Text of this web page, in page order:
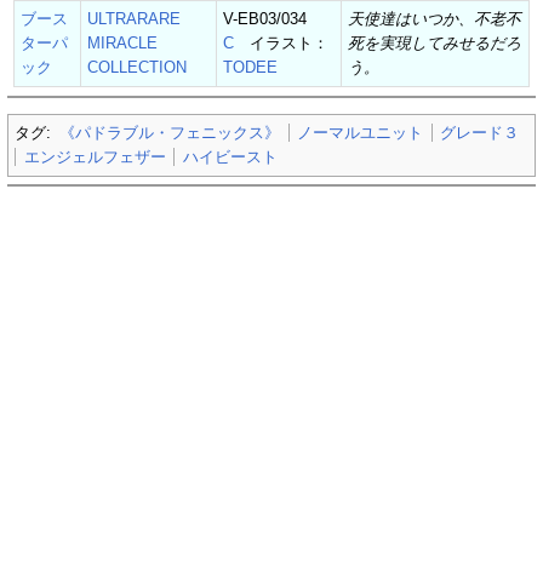
ブース
ターパ
ック
ULTRARARE
MIRACLE
COLLECTION
V-EB03/034
C イラスト：
TODEE
天使達はいつか、不老不
死を実現してみせるだろ
う。
タグ: 《パドラブル・フェニックス》 ノーマルユニット
グレード３
エンジェルフェザー
ハイビースト